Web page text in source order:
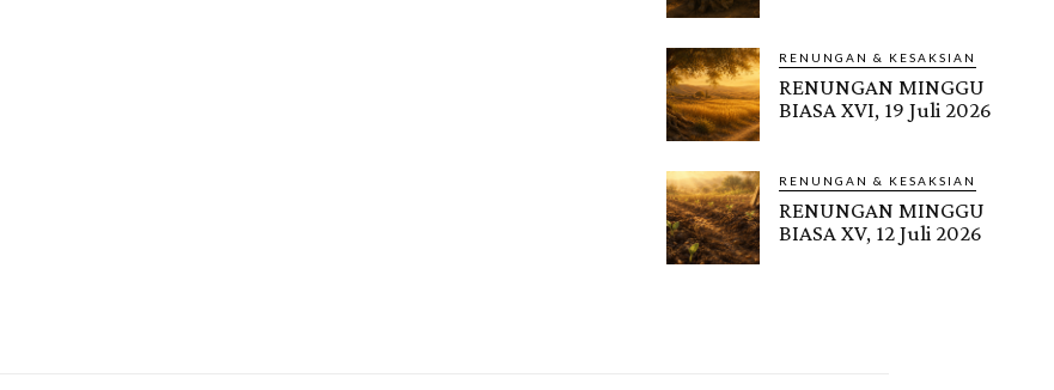
RENUNGAN & KESAKSIAN
RENUNGAN MINGGU
BIASA XVI, 19 Juli 2026
RENUNGAN & KESAKSIAN
RENUNGAN MINGGU
BIASA XV, 12 Juli 2026